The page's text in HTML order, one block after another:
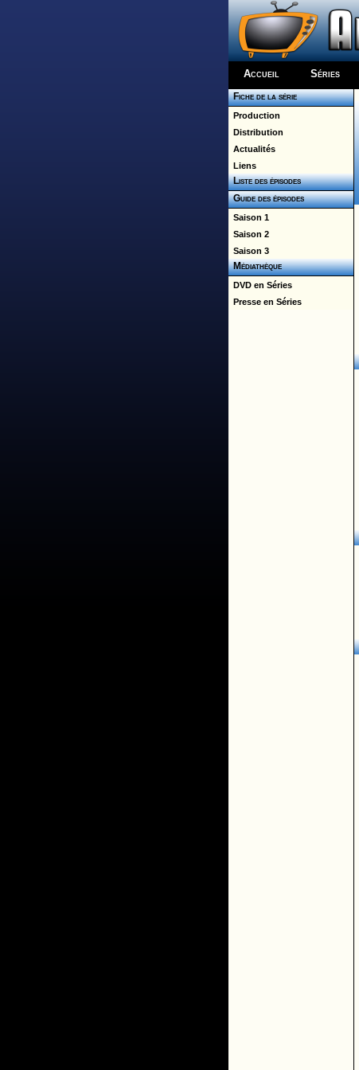
Accueil Séries
Fiche de la série
Production
Distribution
Actualités
Liens
Liste des épisodes
Guide des épisodes
Saison 1
Saison 2
Saison 3
Médiathèque
DVD en Séries
Presse en Séries